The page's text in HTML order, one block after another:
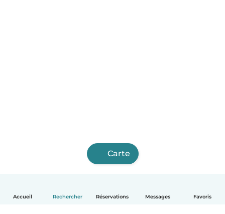
Accueil Rechercher Réservations Messages Favoris
Carte